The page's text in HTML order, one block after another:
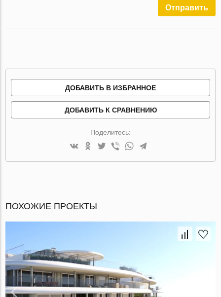
Отправить
ДОБАВИТЬ В ИЗБРАННОЕ
ДОБАВИТЬ К СРАВНЕНИЮ
Поделитесь:
ПОХОЖИЕ ПРОЕКТЫ